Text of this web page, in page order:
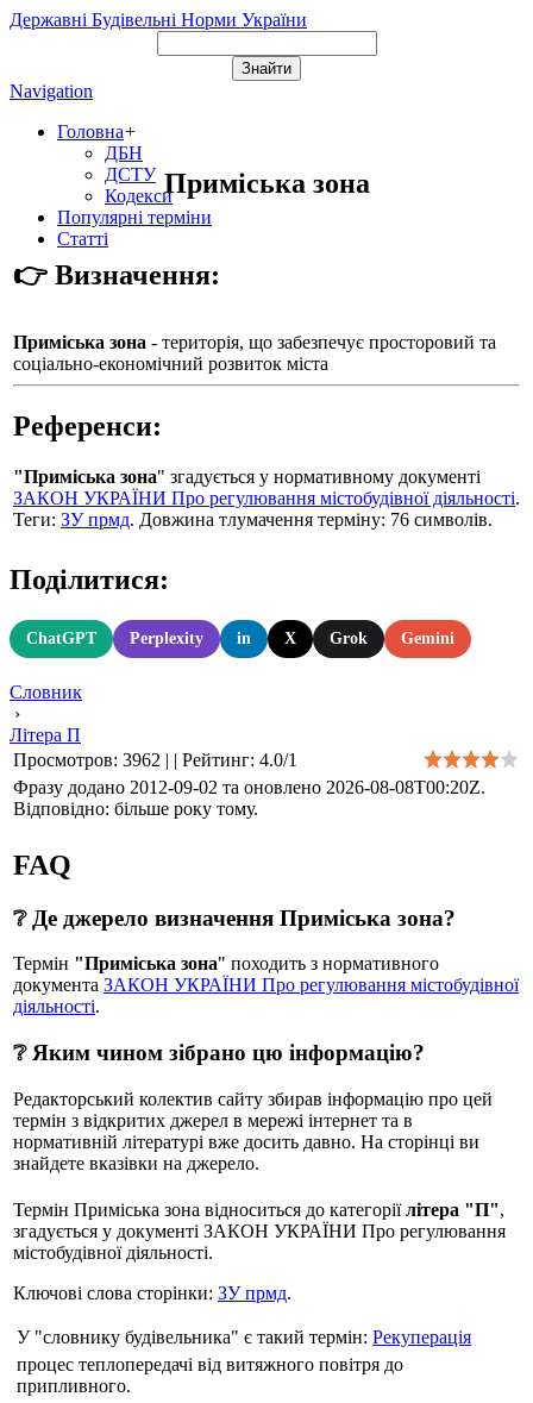
Державні Будівельні Норми України
Navigation
Головна+
ДБН
ДСТУ
Кодекси
Популярні терміни
Статті
Приміська зона
👉 Визначення:
Приміська зона - територія, що забезпечує просторовий та
соціально-економічний розвиток міста
Референси:
"Приміська зона" згадується у нормативному документі
ЗАКОН УКРАЇНИ Про регулювання містобудівної діяльності.
Теги: ЗУ прмд. Довжина тлумачення терміну: 76 символів.
Поділитися:
ChatGPT Perplexity in X Grok Gemini
Словник
›
Літера П
Просмотров: 3962 | | Рейтинг: 4.0/1
Фразу додано 2012-09-02 та оновлено 2026-08-08T00:20Z.
Відповідно: більше року тому.
FAQ
❔ Де джерело визначення Приміська зона?
Термін "Приміська зона" походить з нормативного
документа ЗАКОН УКРАЇНИ Про регулювання містобудівної
діяльності.
❔ Яким чином зібрано цю інформацію?
Редакторський колектив сайту збирав інформацію про цей
термін з відкритих джерел в мережі інтернет та в
нормативній літературі вже досить давно. На сторінці ви
знайдете вказівки на джерело.
Термін Приміська зона відноситься до категоріїлітера "П",
згадується у документі ЗАКОН УКРАЇНИ Про регулювання
містобудівної діяльності.
Ключові слова сторінки: ЗУ прмд.
У "словнику будівельника" є такий термін: Рекуперація
процес теплопередачі від витяжного повітря до
припливного.